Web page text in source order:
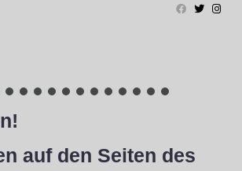
in Olpe
auf den Seiten des